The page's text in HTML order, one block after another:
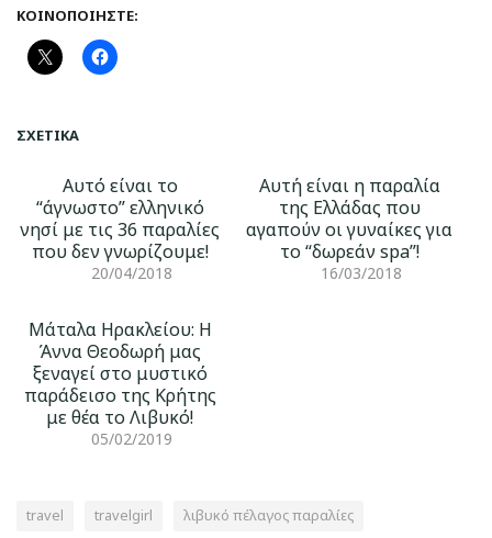
ΚΟΙΝΟΠΟΙΉΣΤΕ:
ΣΧΕΤΙΚΆ
Αυτό είναι το
“άγνωστο” ελληνικό
νησί με τις 36 παραλίες
που δεν γνωρίζουμε!
20/04/2018
Αυτή είναι η παραλία
της Ελλάδας που
αγαπούν οι γυναίκες για
το “δωρεάν spa”!
16/03/2018
Μάταλα Ηρακλείου: Η
Άννα Θεοδωρή μας
ξεναγεί στο μυστικό
παράδεισο της Κρήτης
με θέα το Λιβυκό!
05/02/2019
travel travelgirl λιβυκό πέλαγος παραλίες